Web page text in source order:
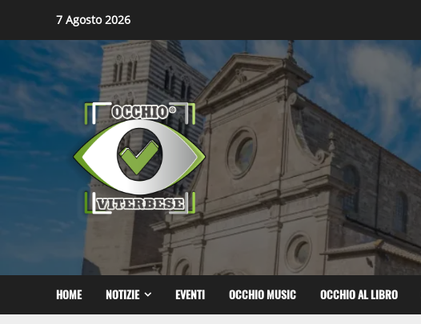
content
7 Agosto 2026
HOME NOTIZIE EVENTI OCCHIO MUSIC OCCHIO AL LIBRO